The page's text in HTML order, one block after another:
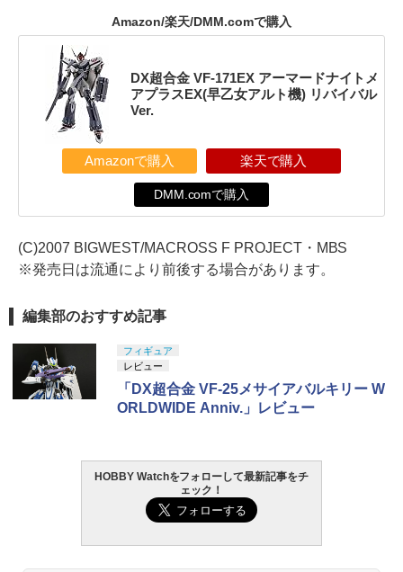
Amazon/楽天/DMM.comで購入
DX超合金 VF-171EX アーマードナイトメ
アプラスEX(早乙女アルト機) リバイバル
Ver.
Amazonで購入 楽天で購入
DMM.comで購入
(C)2007 BIGWEST/MACROSS F PROJECT・MBS
※発売日は流通により前後する場合があります。
編集部のおすすめ記事
フィギュア
レビュー
「DX超合金 VF-25メサイアバルキリー W
ORLDWIDE Anniv.」レビュー
HOBBY Watchをフォローして最新記事をチ
ェック！